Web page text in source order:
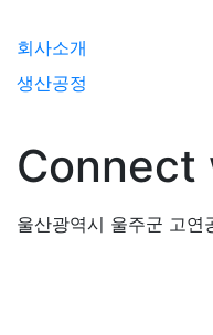
회사소개
생산공정
Connect
울산광역시 울주군 고연